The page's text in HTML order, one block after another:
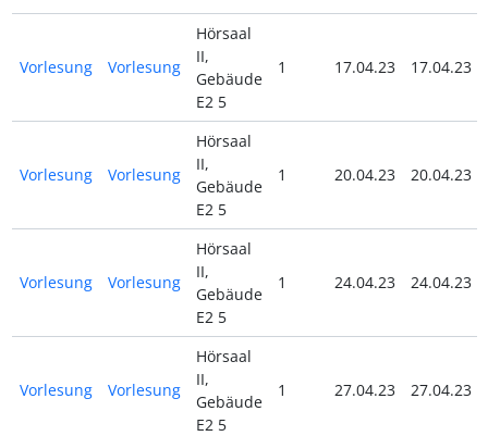
Vorlesung Vorlesung
Hörsaal
II,
Gebäude
E2 5
1 17.04.23 17.04.23
Vorlesung Vorlesung
Hörsaal
II,
Gebäude
E2 5
1 20.04.23 20.04.23
Vorlesung Vorlesung
Hörsaal
II,
Gebäude
E2 5
1 24.04.23 24.04.23
Vorlesung Vorlesung
Hörsaal
II,
Gebäude
E2 5
1 27.04.23 27.04.23